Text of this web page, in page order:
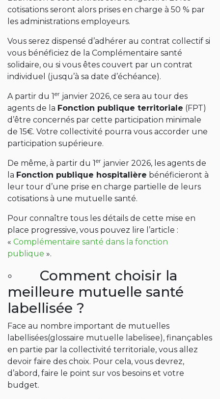
cotisations seront alors prises en charge à 50 % par
les administrations employeurs.
Vous serez dispensé d’adhérer au contrat collectif si
vous bénéficiez de la Complémentaire santé
solidaire, ou si vous êtes couvert par un contrat
individuel (jusqu’à sa date d’échéance).
A partir du 1er janvier 2026, ce sera au tour des
agents de la Fonction publique territoriale (FPT)
d’être concernés par cette participation minimale
de 15€. Votre collectivité pourra vous accorder une
participation supérieure.
De même, à partir du 1er janvier 2026, les agents de
la Fonction publique hospitalière bénéficieront à
leur tour d’une prise en charge partielle de leurs
cotisations à une mutuelle santé.
Pour connaître tous les détails de cette mise en
place progressive, vous pouvez lire l’article :
« Complémentaire santé dans la fonction
publique ».
◦ Comment choisir la
meilleure mutuelle santé
labellisée ?
Face au nombre important de mutuelles
labellisées(glossaire mutuelle labelisee), finançables
en partie par la collectivité territoriale, vous allez
devoir faire des choix. Pour cela, vous devrez,
d’abord, faire le point sur vos besoins et votre
budget.